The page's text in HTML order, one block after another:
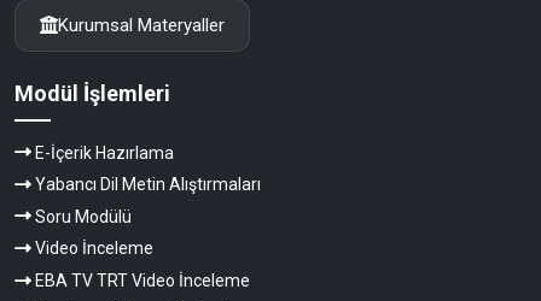
Kurumsal Materyaller
Modül İşlemleri
E-İçerik Hazırlama
Yabancı Dil Metin Alıştırmaları
Soru Modülü
Video İnceleme
EBA TV TRT Video İnceleme